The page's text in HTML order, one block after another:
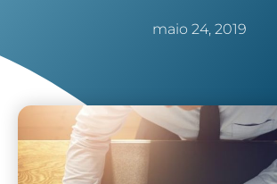
maio 24, 2019